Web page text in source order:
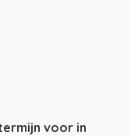
termijn voor in